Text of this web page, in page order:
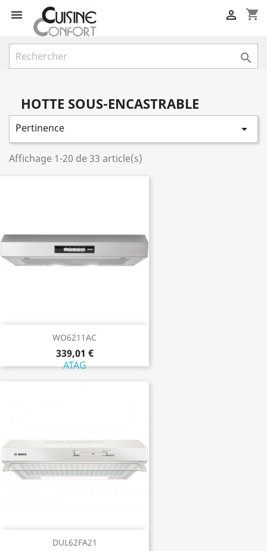
 shopping_cart


HOTTE SOUS-ENCASTRABLE
Pertinence 
Affichage 1-20 de 33 article(s)
WO6211AC
339,01 €
ATAG
DUL62FA21